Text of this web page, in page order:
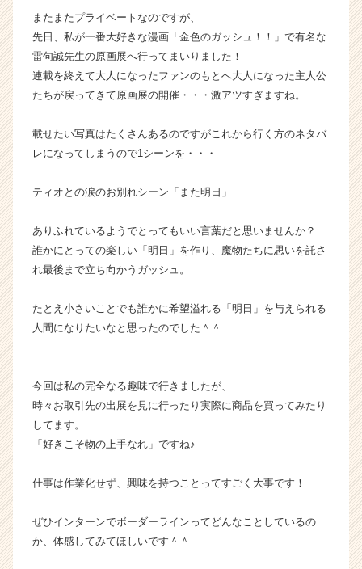
サ
イ
ト
キ
リ
ア
h
r
C
a
e
e
またまたプライベートなのですが、
先日、私が一番大好きな漫画「金色のガッシュ！！」で有名な
雷句誠先生の原画展へ行ってまいりました！
連載を終えて大人になったファンのもとへ大人になった主人公
たちが戻ってきて原画展の開催・・・激アツすぎますね。
載せたい写真はたくさんあるのですがこれから行く方のネタバ
レになってしまうので1シーンを・・・
ティオとの涙のお別れシーン「また明日」
ありふれているようでとってもいい言葉だと思いませんか？
誰かにとっての楽しい「明日」を作り、魔物たちに思いを託さ
れ最後まで立ち向かうガッシュ。
たとえ小さいことでも誰かに希望溢れる「明日」を与えられる
人間になりたいなと思ったのでした＾＾
今回は私の完全なる趣味で行きましたが、
時々お取引先の出展を見に行ったり実際に商品を買ってみたり
してます。
「好きこそ物の上手なれ」ですね♪
仕事は作業化せず、興味を持つことってすごく大事です！
ぜひインターンでボーダーラインってどんなことしているの
か、体感してみてほしいです＾＾